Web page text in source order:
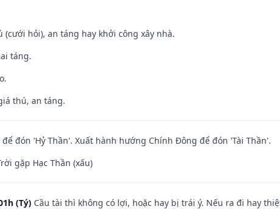
(cưới hỏi), an táng hay khởi công xây nhà.
táng.
thú, an táng.
đón 'Hỷ Thần'. Xuất hành hướng Chính Đông để đón 'Tài Thần'.
gặp Hạc Thần (xấu)
(Tý) Cầu tài thì không có lợi, hoặc hay bị trái ý. Nếu ra đi hay